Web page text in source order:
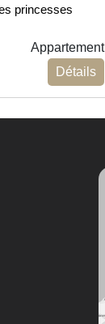
princesses
Appartement
Détails